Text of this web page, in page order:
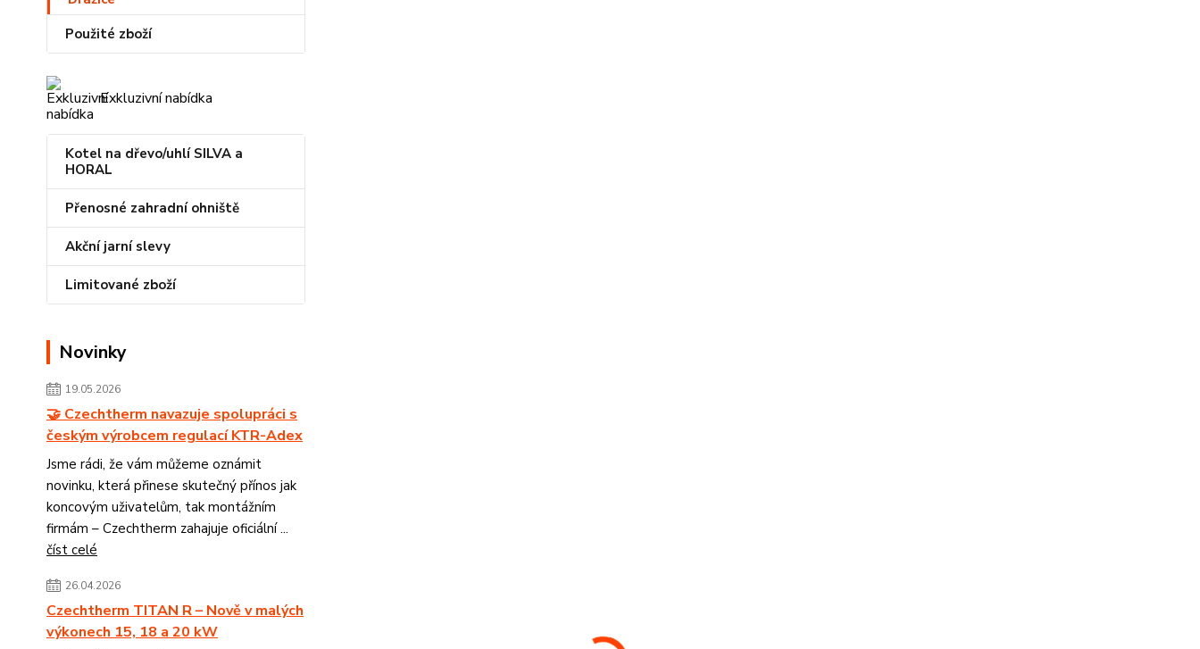
Použité zboží
Exkluzivní nabídka
Kotel na dřevo/uhlí SILVA a
HORAL
Přenosné zahradní ohniště
Akční jarní slevy
Limitované zboží
Novinky
19.05.2026
🤝 Czechtherm navazuje spolupráci s
českým výrobcem regulací KTR-Adex
Jsme rádi, že vám můžeme oznámit
novinku, která přinese skutečný přínos jak
koncovým uživatelům, tak montážním
firmám – Czechtherm zahajuje oficiální ...
číst celé
26.04.2026
Czechtherm TITAN R – Nově v malých
výkonech 15, 18 a 20 kW